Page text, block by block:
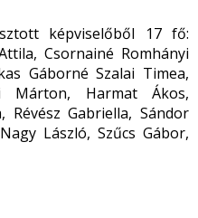
képviselőből 17 fő:
Csornainé Romhányi
Gáborné Szalai Timea,
Márton, Harmat Ákos,
Révész Gabriella, Sándor
László, Szűcs Gábor,